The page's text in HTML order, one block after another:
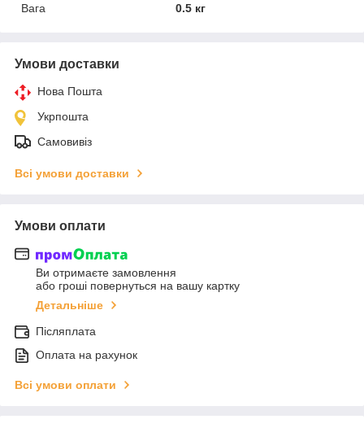
Вага
0.5 кг
Умови доставки
Нова Пошта
Укрпошта
Самовивіз
Всі умови доставки
Умови оплати
Ви отримаєте замовлення
або гроші повернуться на вашу картку
Детальніше
Післяплата
Оплата на рахунок
Всі умови оплати